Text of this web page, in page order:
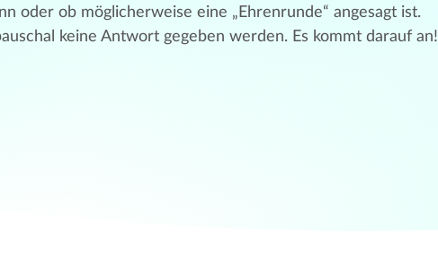
oder ob möglicherweise eine „Ehrenrunde“ angesagt ist.
keine Antwort gegeben werden. Es kommt darauf an!